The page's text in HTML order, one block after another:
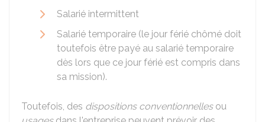
Salarié intermittent
Salarié temporaire (le jour férié chômé doit
toutefois être payé au salarié temporaire
dès lors que ce jour férié est compris dans
sa mission).
Toutefois, des dispositions conventionnellesou